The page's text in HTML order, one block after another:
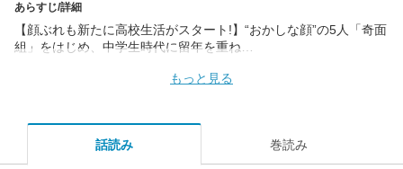
あらすじ/詳細
【顔ぶれも新たに高校生活がスタート!】“おかしな顔”の5人「奇面
組」をはじめ、中学生時代に留年を重ね…
もっと見る
話読み 巻読み